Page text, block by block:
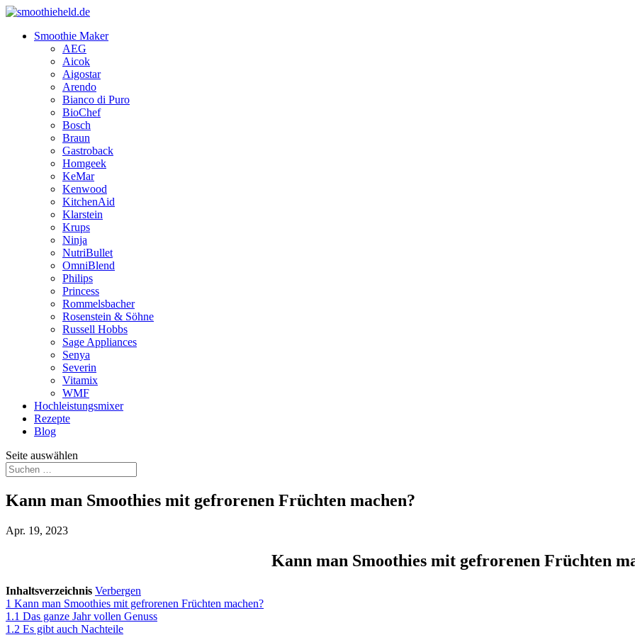
Smoothie Maker
AEG
Aicok
Aigostar
Arendo
Bianco di Puro
BioChef
Bosch
Braun
Gastroback
Homgeek
KeMar
Kenwood
KitchenAid
Klarstein
Krups
Ninja
NutriBullet
OmniBlend
Philips
Princess
Rommelsbacher
Rosenstein & Söhne
Russell Hobbs
Sage Appliances
Senya
Severin
Vitamix
WMF
Hochleistungsmixer
Rezepte
Blog
Seite auswählen
Kann man Smoothies mit gefrorenen Früchten machen?
Apr. 19, 2023
Kann man Smoothies mit gefrorenen Früchten
Inhaltsverzeichnis Verbergen
1 Kann man Smoothies mit gefrorenen Früchten machen?
1.1 Das ganze Jahr vollen Genuss
1.2 Es gibt auch Nachteile